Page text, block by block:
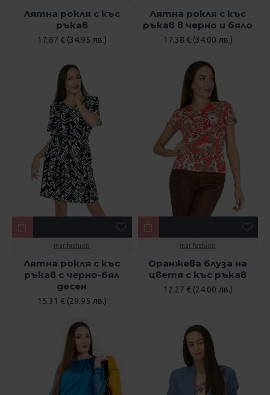
Лятна рокля с къс
ръкав
17.87 € (34.95 лв.)
Лятна рокля с къс
ръкав в черно и бяло
17.38 € (34.00 лв.)
mar.fashion
Лятна рокля с къс
ръкав с черно-бял
десен
15.31 € (29.95 лв.)
mar.fashion
Оранжева блуза на
цветя с къс ръкав
12.27 € (24.00 лв.)